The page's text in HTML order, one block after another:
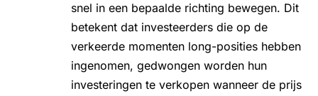
snel in een bepaalde richting bewegen. Dit
betekent dat investeerders die op de
verkeerde momenten long-posities hebben
ingenomen, gedwongen worden hun
investeringen te verkopen wanneer de prijs